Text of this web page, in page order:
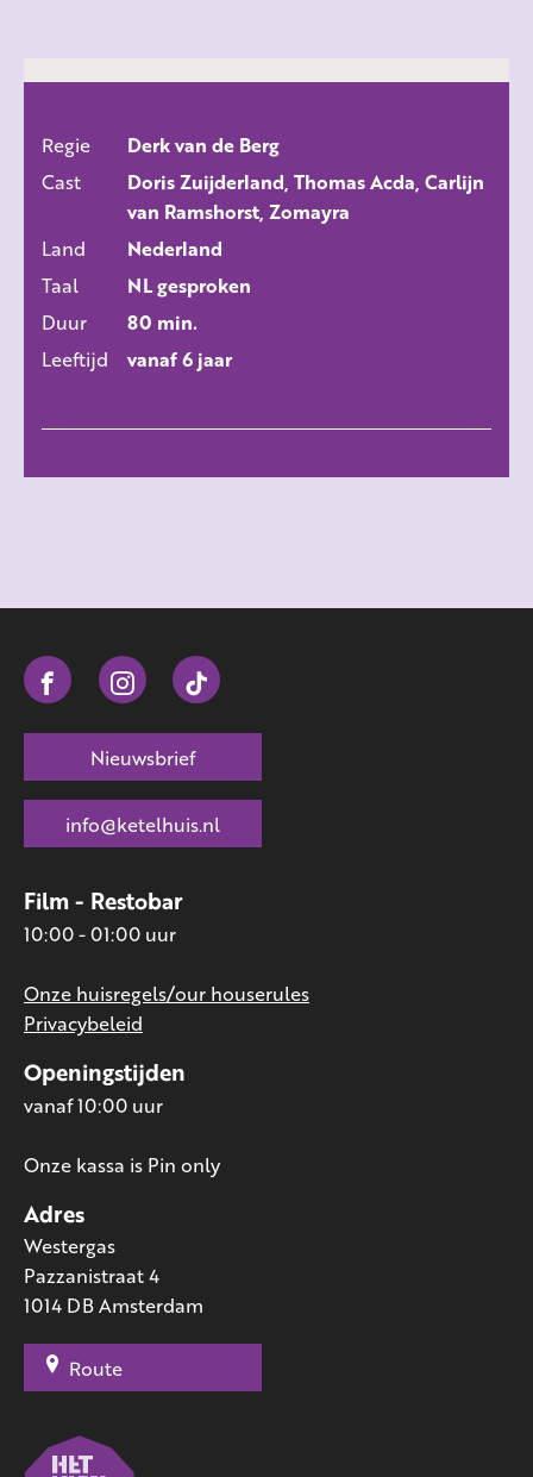
ALLE FILMS
Regie
Derk van de Berg
Cast
Doris Zuijderland, Thomas Acda, Carlijn
van Ramshorst, Zomayra
Land
Nederland
Taal
NL gesproken
Duur
80 min.
Leeftijd
vanaf 6 jaar
Adres
Westergas
Pazzanistraat 4
1014 DB Amsterdam
Route
Openingstijden
vanaf 10:00 uur
Onze kassa is Pin only
Film - Restobar
10:00 - 01:00 uur
Onze huisregels/our houserules
Privacybeleid
Nieuwsbrief
info@ketelhuis.nl